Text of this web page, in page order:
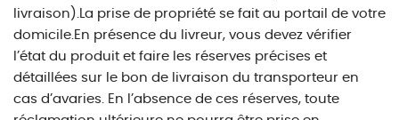
livraison).La prise de propriété se fait au portail de votre
domicile.En présence du livreur, vous devez vérifier
l’état du produit et faire les réserves précises et
détaillées sur le bon de livraison du transporteur en
cas d’avaries. En l’absence de ces réserves, toute